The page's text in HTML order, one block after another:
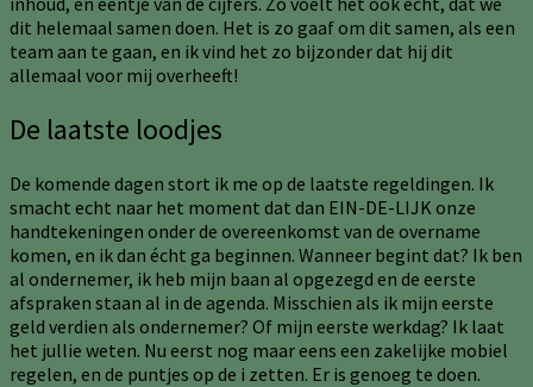
dit helemaal samen doen. Het is zo gaaf om dit samen, als een
team aan te gaan, en ik vind het zo bijzonder dat hij dit
allemaal voor mij overheeft!
De laatste loodjes
De komende dagen stort ik me op de laatste regeldingen. Ik
smacht echt naar het moment dat dan EIN-DE-LIJK onze
handtekeningen onder de overeenkomst van de overname
komen, en ik dan écht ga beginnen. Wanneer begint dat? Ik ben
al ondernemer, ik heb mijn baan al opgezegd en de eerste
afspraken staan al in de agenda. Misschien als ik mijn eerste
geld verdien als ondernemer? Of mijn eerste werkdag? Ik laat
het jullie weten. Nu eerst nog maar eens een zakelijke mobiel
regelen, en de puntjes op de i zetten. Er is genoeg te doen.